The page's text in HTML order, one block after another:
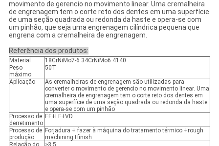
movimento de gerencio no movimento linear. Uma cremalheira
de engrenagem tem o corte reto dos dentes em uma superfície
de uma seção quadrada ou redonda da haste e opera-se com
um pinhão, que seja uma engrenagem cilíndrica pequena que
engrena com a cremalheira de engrenagem.
Referência dos produtos:
Material
18CrNiMo7-6 34CrNiMo6 4140
Peso
máximo
50T
Aplicação
As cremalheiras de engrenagem são utilizadas para
converter o movimento de gerencio no movimento linear. Uma
cremalheira de engrenagem tem o corte reto dos dentes em
uma superfície de uma seção quadrada ou redonda da haste
e opera-se com um pinhão
Processo de
derretimento
EF+LF+VD
Processo de
produção
Forjadura + fazer à máquina do tratamento térmico +rough
machining+finish